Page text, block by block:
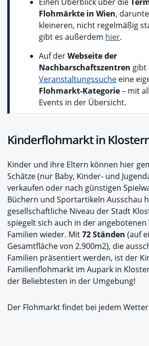
Flohmärkte in Wien,
kleineren, nicht regelmäßig
gibt es außerdem hier.
Auf derWebseite der
Nachbarschaftszentren gibt
Veranstaltungssuche eine
Flohmarkt-Kategorie– mit
Events in der Übersicht.
Kinderflohmarkt in
Kinder und ihre Eltern können hier
Schätze (nur Baby, Kinder- und
verkaufen oder nach günstigen
Büchern und Sportartikeln Ausschau
gesellschaftliche Niveau der Stadt
spiegelt sich auch in der angebotenen
Familien wieder. Mit72 Ständen (auf
Gesamtfläche von 2.900m2), die
Familien präsentiert werden, ist der
Familienflohmarkt im Aupark in
der Beliebtesten in der Umgebung!
Der Flohmarkt findet bei jedem